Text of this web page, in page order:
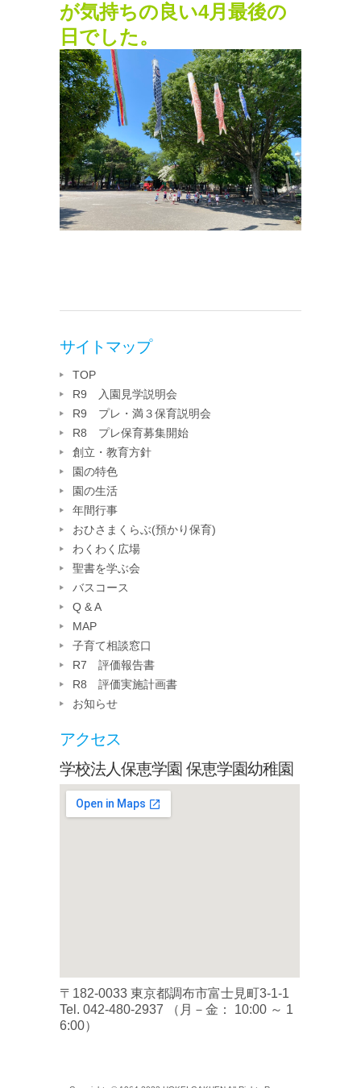
が気持ちの良い4月最後の
日でした。
サイトマップ
TOP
R9 入園見学説明会
R9 プレ・満３保育説明会
R8 プレ保育募集開始
創立・教育方針
園の特色
園の生活
年間行事
おひさまくらぶ(預かり保育)
わくわく広場
聖書を学ぶ会
バスコース
Q & A
MAP
子育て相談窓口
R7 評価報告書
R8 評価実施計画書
お知らせ
アクセス
学校法人保恵学園 保恵学園幼稚園
〒182-0033 東京都調布市富士見町3-1-1
Tel. 042-480-2937 （月－金： 10:00 ～ 1
6:00）